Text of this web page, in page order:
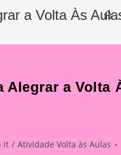
a Volta Às >
Alegrar a Volta
it / Atividade Volta às Aulas